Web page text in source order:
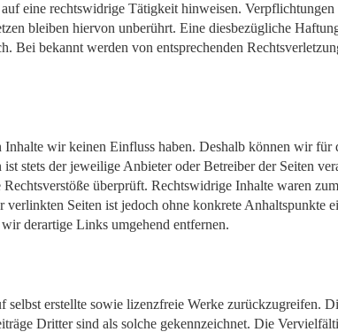
eine rechtswidrige Tätigkeit hinweisen.
bleiben hiervon unberührt. Eine diesbezügliche
Bei bekannt werden von entsprechenden
wir keinen Einfluss haben. Deshalb können wir für
stets der jeweilige Anbieter oder Betreiber der Seiten
überprüft. Rechtswidrige Inhalte waren
Seiten ist jedoch ohne konkrete Anhaltspunkte
derartige Links umgehend entfernen.
erstellte sowie lizenzfreie Werke zurückzugreifen.
Dritter sind als solche gekennzeichnet. Die